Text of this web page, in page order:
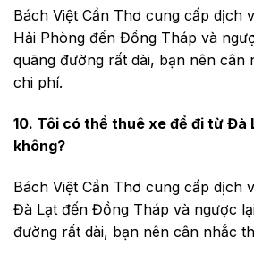
Bách Việt Cần Thơ cung cấp dịch
Hải Phòng đến Đồng Tháp và
quãng đường rất dài, bạn nên cân
chi phí.
10. Tôi có thể thuê xe để đi từ Đà
không?
Bách Việt Cần Thơ cung cấp dịch
Đà Lạt đến Đồng Tháp và ngược
đường rất dài, bạn nên cân nhắc